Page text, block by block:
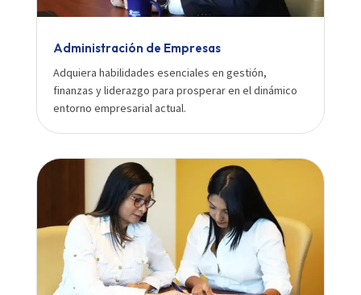
Administración de Empresas
Adquiera habilidades esenciales en gestión,
finanzas y liderazgo para prosperar en el dinámico
entorno empresarial actual.